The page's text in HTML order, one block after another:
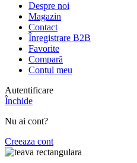
Despre noi
Magazin
Contact
Înregistrare B2B
Favorite
Compară
Contul meu
Autentificare
Închide
Nu ai cont?
Creeaza cont